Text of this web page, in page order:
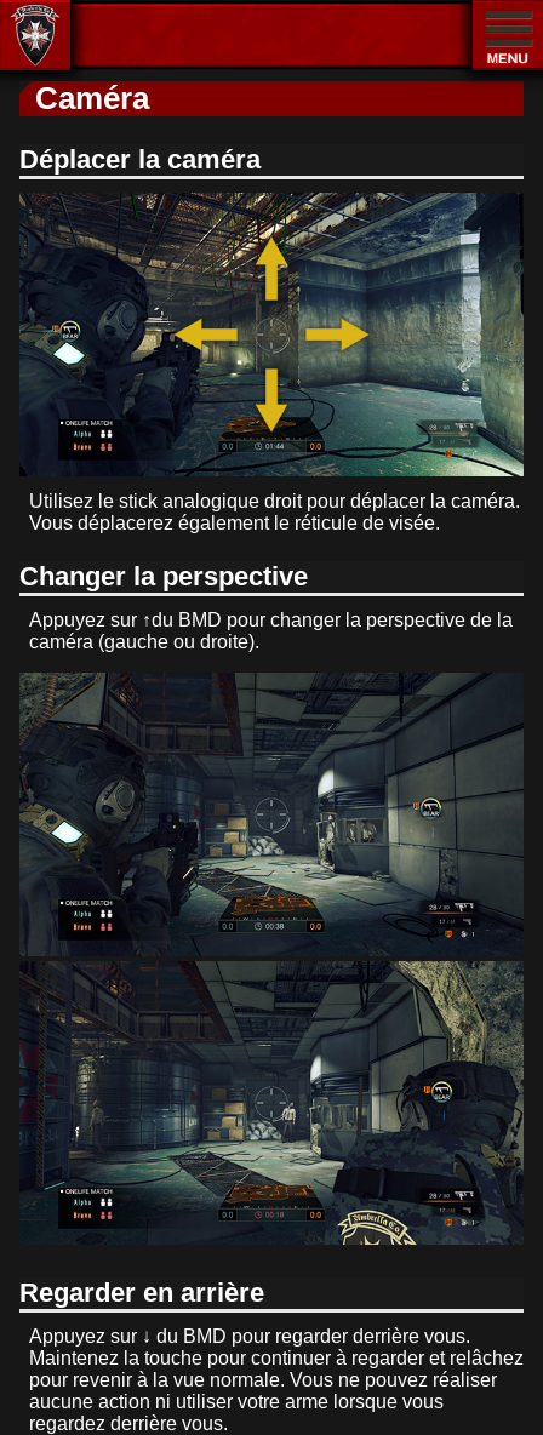
Menu
Caméra
Déplacer la caméra
Utilisez le stick analogique droit pour déplacer la caméra.
Vous déplacerez également le réticule de visée.
Changer la perspective
Appuyez sur ↑du BMD pour changer la perspective de la
caméra (gauche ou droite).
Regarder en arrière
Appuyez sur ↓ du BMD pour regarder derrière vous.
Maintenez la touche pour continuer à regarder et relâchez
pour revenir à la vue normale. Vous ne pouvez réaliser
aucune action ni utiliser votre arme lorsque vous
regardez derrière vous.